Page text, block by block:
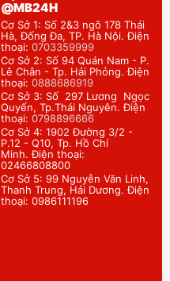
@MB24H
Cơ Sở 1: Số 2&3 ngõ 178 Thái
Hà, Đống Đa, TP. Hà Nội. Điện
thoại: 0703359999
Cơ Sở 2: Số 94 Quán Nam - P.
Lê Chân - Tp. Hải Phỏng. Điện
thoại: 0888686919
Cơ Sở 3: Số 297 Lương Ngọc
Quyến, Tp.Thái Nguyên. Điện
thoại: 0798896666
Cơ Sở 4: 1902 Đường 3/2 -
P.12 - Q10, Tp. Hồ Chí
Minh. Điện thoại:
02466808800
Cơ Sở 5: 99 Nguyễn Văn Linh,
Thanh Trung, Hải Dương. Điện
thoại: 0986111196